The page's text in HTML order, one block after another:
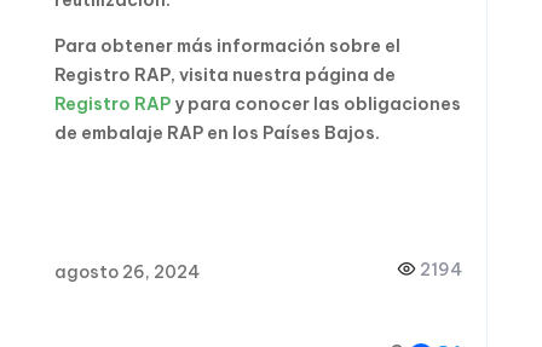
Para obtener más información sobre el
Registro RAP, visita nuestra página de
Registro RAPy para conocer las obligaciones
de embalaje RAP en los Países Bajos.
agosto 26, 2024 2194